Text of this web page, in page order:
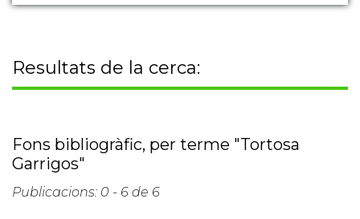
Resultats de la cerca:
Fons bibliogràfic, per terme "Tortosa
Garrigos"
Publicacions: 0 - 6 de 6